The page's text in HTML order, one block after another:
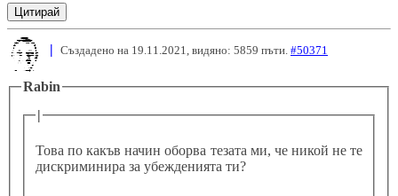
Цитирай
| Създадено на 19.11.2021, видяно: 5859 пъти. #50371
Rabin
|
Това по какъв начин оборва тезата ми, че никой не те
дискриминира за убежденията ти?